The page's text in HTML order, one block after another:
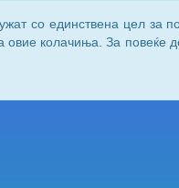
со единствена цел за
овие колачиња. За повеќе